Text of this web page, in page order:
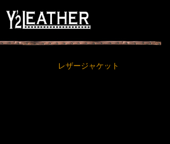
レザージャケット